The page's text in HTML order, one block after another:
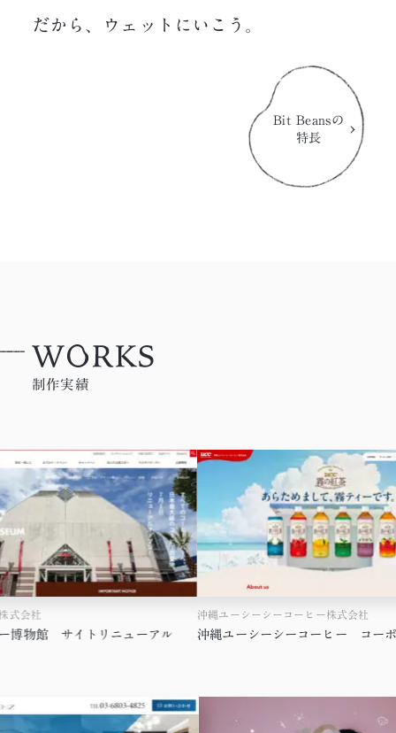
だから、ウェットにいこう。
Bit Beansの
特長
制作実績
社
物館 サイトリニューアル
沖縄ユーシーシーコーヒー株式会社